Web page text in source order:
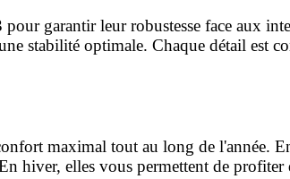
garantir leur robustesse face aux
stabilité optimale. Chaque détail est
maximal tout au long de l'année.
hiver, elles vous permettent de profiter